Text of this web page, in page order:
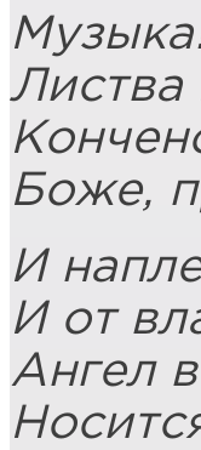
Листва
Боже,
И
И от
Ангел